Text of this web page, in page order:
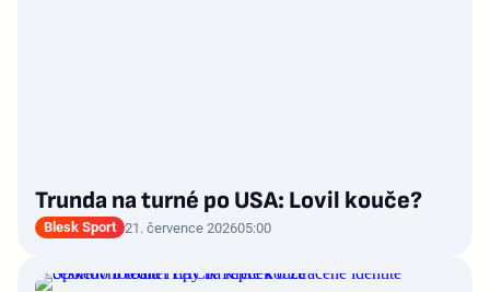
Trunda na turné po USA: Lovil kouče?
Blesk Sport 21. července 202605:00